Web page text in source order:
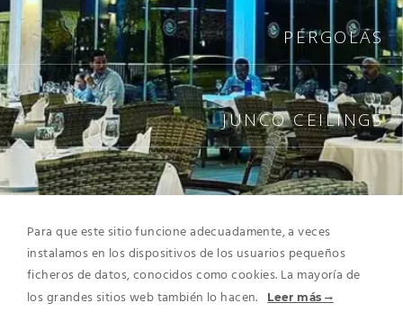
PERGOLAS
JUNCO CEILINGS
WOODEN FLOORS
INTERIOR WORKS
Para que este sitio funcione adecuadamente, a veces
instalamos en los dispositivos de los usuarios pequeños
ficheros de datos, conocidos como cookies. La mayoría de
los grandes sitios web también lo hacen.
Leer más